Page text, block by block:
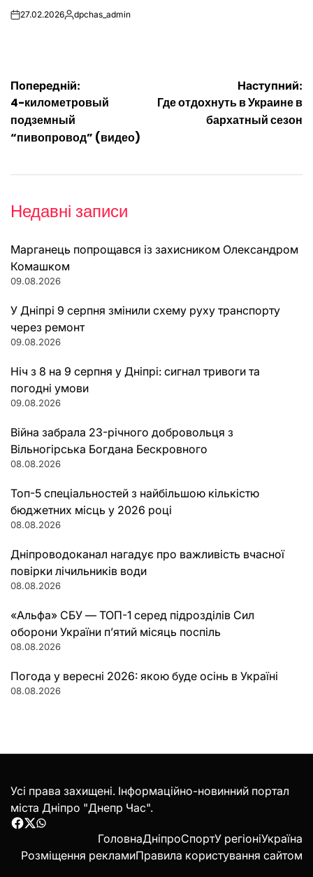
on27.02.2026Опубліковано
dpchas_admin
Навігація
записів
Попередній:
4-километровый
подземный
“пивопровод” (видео)
Наступний:
Где отдохнуть в Украине в
бархатный сезон
Недавні записи
Марганець попрощався із захисником Олександром
Комашком
09.08.2026
У Дніпрі 9 серпня змінили схему руху транспорту
через ремонт
09.08.2026
Ніч з 8 на 9 серпня у Дніпрі: сигнал тривоги та
погодні умови
09.08.2026
Війна забрала 23-річного добровольця з
Вільногірська Богдана Бескровного
08.08.2026
Топ-5 спеціальностей з найбільшою кількістю
бюджетних місць у 2026 році
08.08.2026
Дніпроводоканал нагадує про важливість вчасної
повірки лічильників води
08.08.2026
«Альфа» СБУ — ТОП-1 серед підрозділів Сил
оборони України п’ятий місяць поспіль
08.08.2026
Погода у вересні 2026: якою буде осінь в Україні
08.08.2026
Усі права захищені. Інформаційно-новинний портал
міста Дніпро "Днепр Час".
Facebook
Twitter
WhatsApp
ГоловнаДніпроСпортУ регіоніУкраїна
Розміщення рекламиПравила користування сайтом